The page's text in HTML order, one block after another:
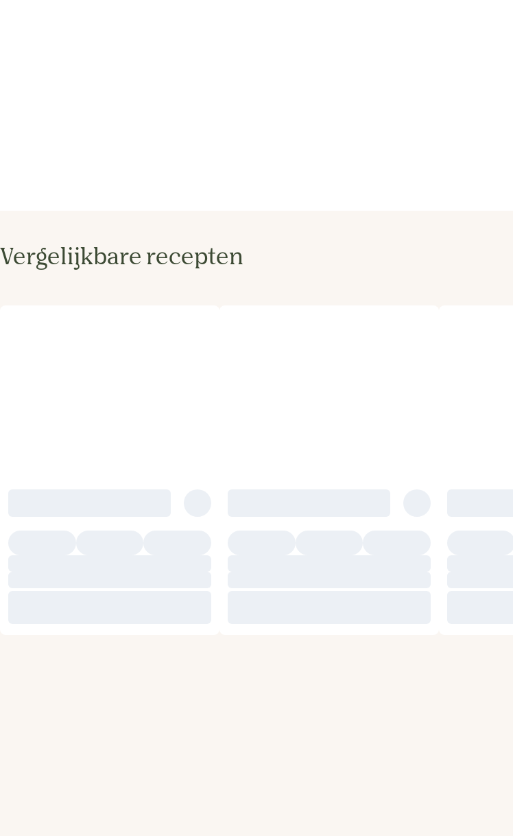
Vergelijkbare recepten